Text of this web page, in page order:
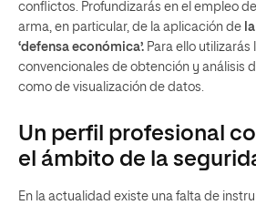
conflictos. Profundizarás en el empleo
arma, en particular, de la aplicación de
‘defensa económica’. Para ello utilizarás
convencionales de obtención y análisis
como de visualización de datos.
Un perfil profesional
el ámbito de la
En la actualidad existe una falta de